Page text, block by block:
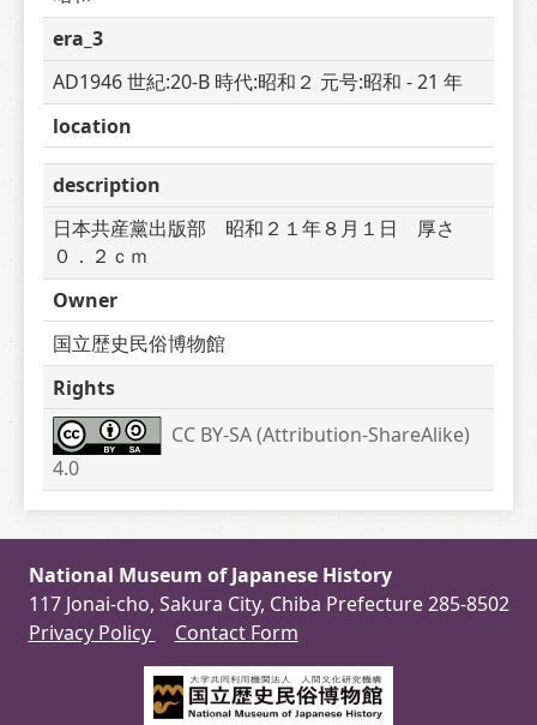
era_3
AD1946 世紀:20-B 時代:昭和２ 元号:昭和 - 21 年
location
description
日本共産黨出版部　昭和２１年８月１日　厚さ
０．２ｃｍ
Owner
国立歴史民俗博物館
Rights
CC BY-SA (Attribution-ShareAlike)
4.0
National Museum of Japanese History
117 Jonai-cho, Sakura City, Chiba Prefecture 285-8502
Privacy Policy
Contact Form